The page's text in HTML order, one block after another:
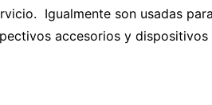
Igualmente son usadas
accesorios y dispositivos